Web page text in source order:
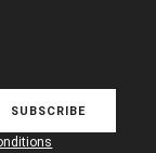
SUBSCRIBE